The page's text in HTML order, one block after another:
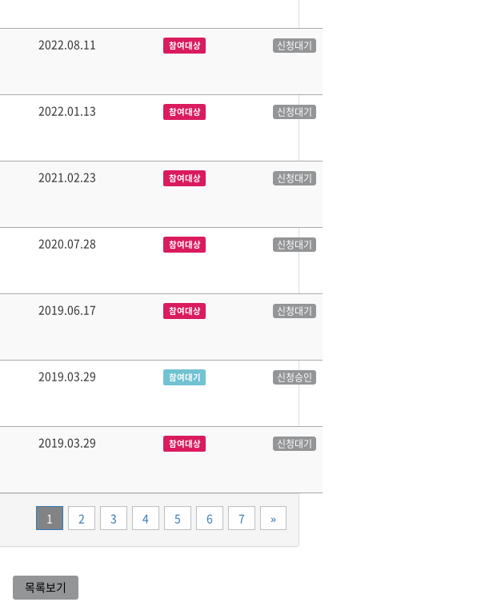
2022.08.11 참여대상 신청대기
2022.01.13 참여대상 신청대기
2021.02.23 참여대상 신청대기
2020.07.28 참여대상 신청대기
2019.06.17 참여대상 신청대기
2019.03.29 참여대기 신청승인
2019.03.29 참여대상 신청대기
1 2 3 4 5 6 7 »끝
목록보기